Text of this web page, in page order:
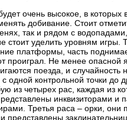
очень высокое, в которых
добивание. Стоит
так и рядом с
стоит уделить уровням игры.
платформы, часть
проиграл. Не менее опасной
поезда, и случайность
контрольной точки до
из четырех рас, каждая из
инквизиторами и
Третья раса – орки, они
представлены